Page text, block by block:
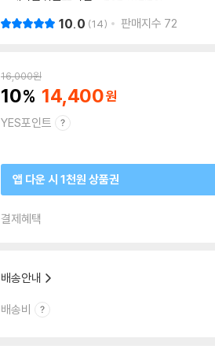
10.0 14 판매지수 72
16,000원
10 14,400
YES포인트
앱 다운 시 1천원 상품권
결제혜택
배송안내
배송비